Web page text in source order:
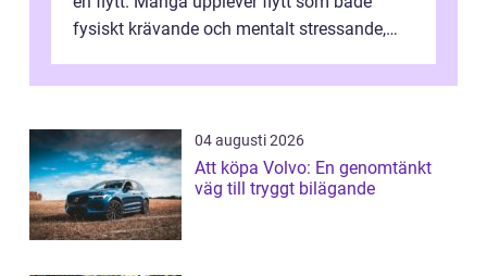
fysiskt krävande och mentalt stressande,
04 augusti 2026
Att köpa Volvo: En genomtänkt
väg till tryggt bilägande